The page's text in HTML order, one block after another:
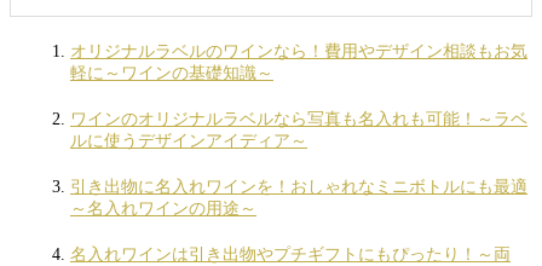
オリジナルラベルのワインなら！費用やデザイン相談もお気
軽に～ワインの基礎知識～
ワインのオリジナルラベルなら写真も名入れも可能！～ラベ
ルに使うデザインアイディア～
引き出物に名入れワインを！おしゃれなミニボトルにも最適
～名入れワインの用途～
名入れワインは引き出物やプチギフトにもぴったり！～両